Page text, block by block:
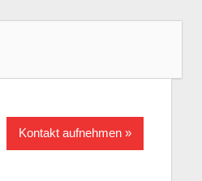
Kontakt aufnehmen